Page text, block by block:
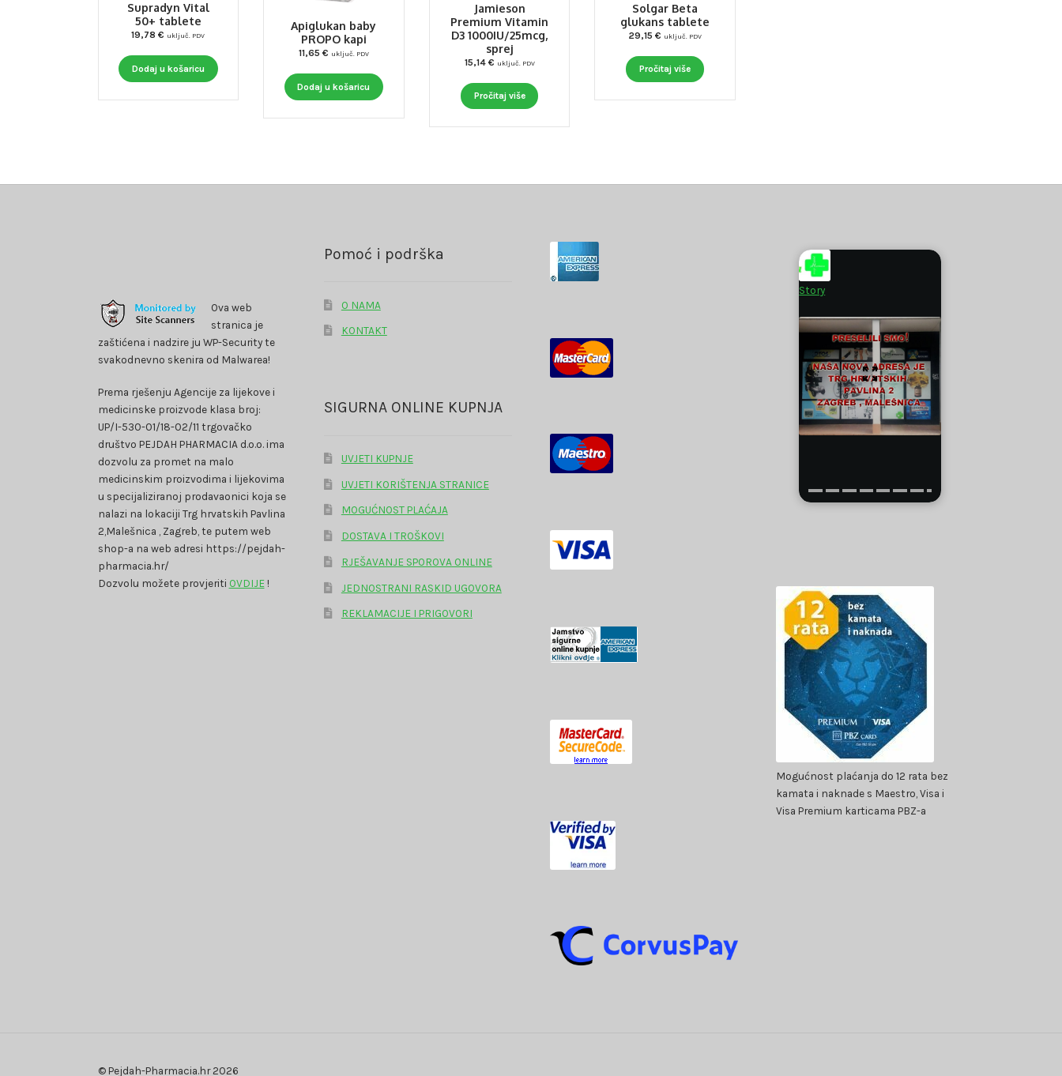
Supradyn Vital
50+ tablete
19,78€ uključ. PDV
Dodaj u košaricu
Apiglukan baby
PROPO kapi
11,65 € uključ. PDV
Dodaj u košaricu
Jamieson
Premium Vitamin
D3 1000IU/25mcg,
sprej
15,14 € uključ. PDV
Pročitaj više
Solgar Beta
glukans tablete
29,15 € uključ. PDV
Pročitaj više
Ova web
stranica je
zaštićena i nadzire ju WP-Security te
svakodnevno skenira od Malwarea!
Prema rješenju Agencije za lijekove i
medicinske proizvode klasa broj:
UP/I-530-01/18-02/11 trgovačko
društvo PEJDAH PHARMACIA d.o.o. ima
dozvolu za promet na malo
medicinskim proizvodima i lijekovima
u specijaliziranoj prodavaonici koja se
nalazi na lokaciji Trg hrvatskih Pavlina
2,Malešnica , Zagreb, te putem web
shop-a na web adresi https://pejdah-
pharmacia.hr/
Dozvolu možete provjeriti OVDIJE!
Pomoć i podrška
O NAMA
KONTAKT
SIGURNA ONLINE KUPNJA
UVJETI KUPNJE
UVJETI KORIŠTENJA STRANICE
MOGUĆNOST PLAĆAJA
DOSTAVA I TROŠKOVI
RJEŠAVANJE SPOROVA ONLINE
JEDNOSTRANI RASKID UGOVORA
REKLAMACIJE I PRIGOVORI
Story
Mogućnost plaćanja do 12 rata bez
kamata i naknade s Maestro, Visa i
Visa Premium karticama PBZ-a
© Pejdah-Pharmacia.hr 2026